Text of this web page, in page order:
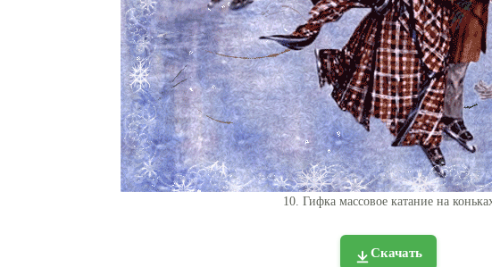
10. Гифка массовое катание на
Скачать